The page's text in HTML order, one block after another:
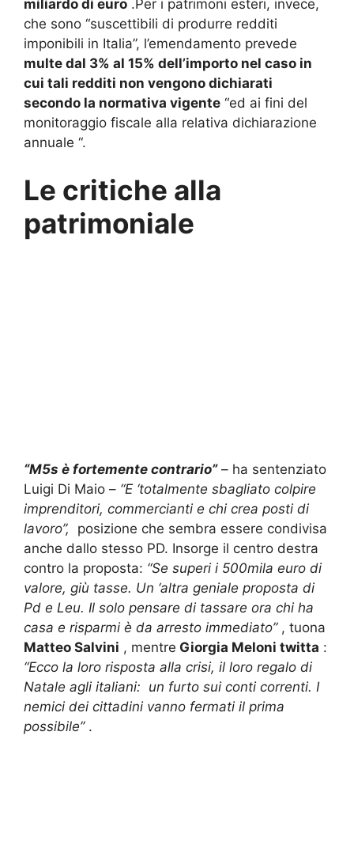
miliardo di euro . Per i patrimoni esteri, invece,
che sono “suscettibili di produrre redditi
imponibili in Italia”, l’emendamento prevede
multe dal 3% al 15% dell’importo nel caso in
cui tali redditi non vengono dichiarati
secondo la normativa vigente “ed ai fini del
monitoraggio fiscale alla relativa dichiarazione
annuale “.
Le critiche alla
patrimoniale
“M5s è fortemente contrario”– ha sentenziato
Luigi Di Maio – “E ‘totalmente sbagliato colpire
imprenditori, commercianti e chi crea posti di
lavoro”,
posizione che sembra essere condivisa
anche dallo stesso PD. Insorge il centro destra
contro la proposta: “Se superi i 500mila euro di
valore, giù tasse. Un ‘altra geniale proposta di
Pd e Leu. Il solo pensare di tassare ora chi ha
casa e risparmi è da arresto immediato”, tuona
Matteo Salvini , mentre Giorgia Meloni twitta :
“Ecco la loro risposta alla crisi, il loro regalo di
Natale agli italiani: un furto sui conti correnti. I
nemici dei cittadini vanno fermati il ​​prima
possibile”.